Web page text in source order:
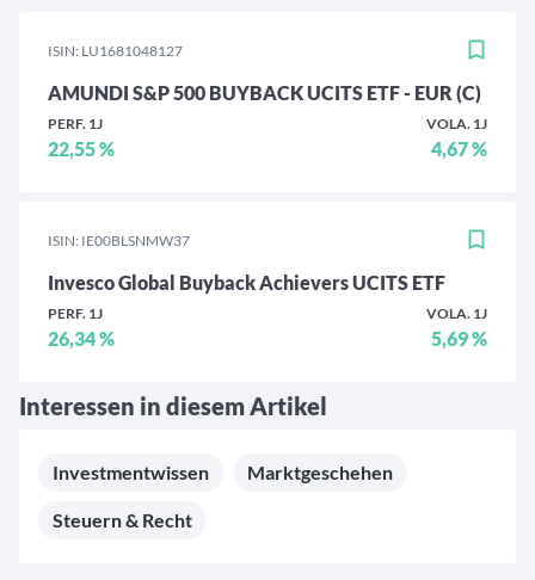
ISIN: LU1681048127
AMUNDI S&P 500 BUYBACK UCITS ETF - EUR (C)
PERF. 1J
22,55 %
VOLA. 1J
4,67 %
ISIN: IE00BLSNMW37
Invesco Global Buyback Achievers UCITS ETF
PERF. 1J
26,34 %
VOLA. 1J
5,69 %
Interessen in diesem Artikel
Investmentwissen Marktgeschehen
Steuern & Recht